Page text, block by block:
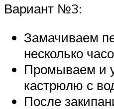
Вариант №3:
Замачиваем
несколько
Промываем и
кастрюлю с
После